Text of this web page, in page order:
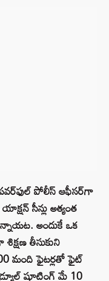
పోలీస్ ఆఫీసర్‌గా
సీన్లు అత్యంత
అందుకే ఒక
తీసుకుని
మంది ఫైటర్లతో ఫైట్
షూటింగ్ మే 10